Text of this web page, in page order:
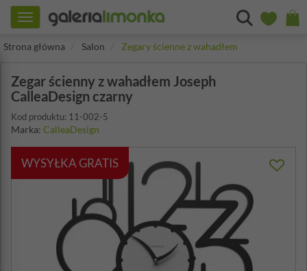
Toggle
navigation
Strona główna
Salon Zegary ścienne z wahadłem
Zegar ścienny z wahadłem Joseph
CalleaDesign czarny
Kod produktu: 11-002-5
Marka: CalleaDesign
WYSYŁKA GRATIS